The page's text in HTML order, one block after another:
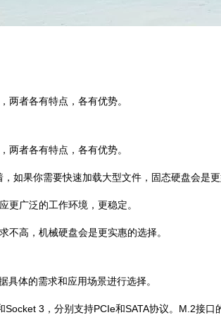
两者各有特点，各有优势。
两者各有特点，各有优势。
如果你需要快速加载大型文件，固态硬盘会是更
更广泛的工作环境，更稳定。
高，机械硬盘会是更实惠的选择。
体的需求和应用场景进行选择。
3，分别支持PCIe和SATA协议。M.2接口